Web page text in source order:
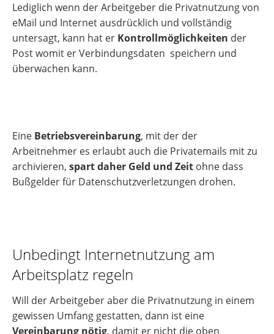
Lediglich wenn der Arbeitgeber die Privatnutzung von
eMail und Internet ausdrücklich und vollständig
untersagt, kann hat er Kontrollmöglichkeiten der
Post womit er Verbindungsdaten speichern und
überwachen kann.
Eine Betriebsvereinbarung, mit der der
Arbeitnehmer es erlaubt auch die Privatemails mit zu
archivieren, spart daher Geld und Zeit ohne dass
Bußgelder für Datenschutzverletzungen drohen.
Unbedingt Internetnutzung am
Arbeitsplatz regeln
Will der Arbeitgeber aber die Privatnutzung in einem
gewissen Umfang gestatten, dann ist eine
Vereinbarung nötig, damit er nicht die oben